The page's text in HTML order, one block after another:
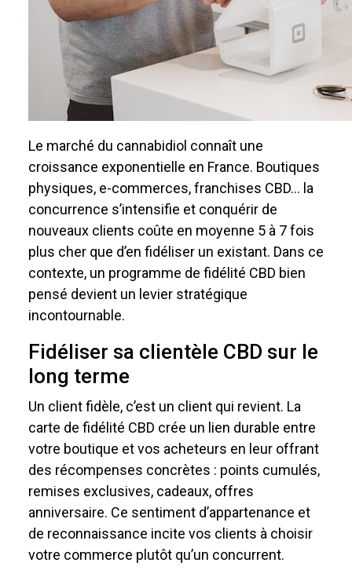
Le marché du cannabidiol connaît une
croissance exponentielle en France. Boutiques
physiques, e-commerces, franchises CBD… la
concurrence s’intensifie et conquérir de
nouveaux clients coûte en moyenne 5 à 7 fois
plus cher que d’en fidéliser un existant. Dans ce
contexte, un programme de fidélité CBD bien
pensé devient un levier stratégique
incontournable.
Fidéliser sa clientèle CBD sur le
long terme
Un client fidèle, c’est un client qui revient. La
carte de fidélité CBD crée un lien durable entre
votre boutique et vos acheteurs en leur offrant
des récompenses concrètes : points cumulés,
remises exclusives, cadeaux, offres
anniversaire. Ce sentiment d’appartenance et
de reconnaissance incite vos clients à choisir
votre commerce plutôt qu’un concurrent.